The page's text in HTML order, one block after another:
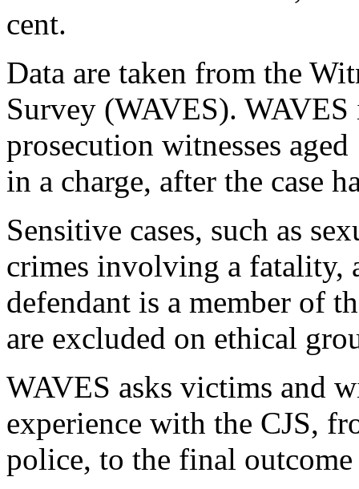
cent.
Data are taken from the
Survey (WAVES).
prosecution witnesses
in a charge, after the case
Sensitive cases, such as
crimes involving a fatality,
defendant is a member of
are excluded on ethical
WAVES asks victims and
experience with the CJS,
police, to the final